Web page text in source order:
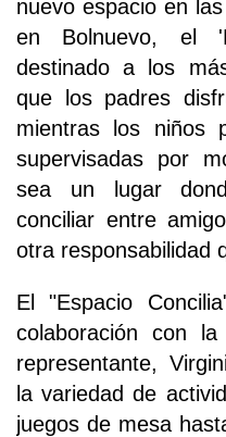
nuevo espacio en
en Bolnuevo, el
destinado a los
que los padres
mientras los niños
supervisadas por
sea un lugar
conciliar entre
otra responsabilidad
El "Espacio
colaboración con
representante,
la variedad de
juegos de mesa